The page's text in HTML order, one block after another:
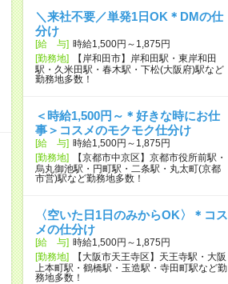
＼来社不要／単発1日OK＊DMの仕
分け
[給 与] 時給1,500円～1,875円
[勤務地]
【岸和田市】岸和田駅・東岸和田
駅・久米田駅・春木駅・下松(大阪府)駅など
勤務地多数！
＜時給1,500円～＊好きな時にお仕
事＞コスメのモクモク仕分け
[給 与] 時給1,500円～1,875円
[勤務地]
【京都市中京区】京都市役所前駅・
烏丸御池駅・円町駅・二条駅・丸太町(京都
市営)駅など勤務地多数！
〈空いた日1日のみからOK〉＊コス
メの仕分け
[給 与] 時給1,500円～1,875円
[勤務地]
【大阪市天王寺区】天王寺駅・大阪
上本町駅・鶴橋駅・玉造駅・寺田町駅など勤
務地多数！